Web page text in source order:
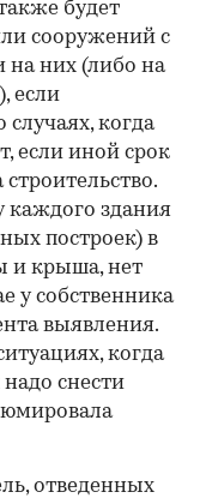
будет
сооружений с
на них (либо на
если
когда
если иной срок
каждого здания
построек) в
и крыша, нет
у собственника
выявления.
когда
снести
отведенных